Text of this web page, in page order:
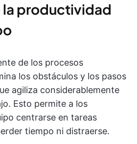
la productividad
de los procesos
los obstáculos y los pasos
agiliza considerablemente
Esto permite a los
centrarse en tareas
tiempo ni distraerse.